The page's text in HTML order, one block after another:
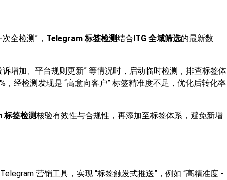
全检测”， Telegram 标签检测结合 ITG 全域筛选的最新数
增加、平台规则更新” 等情况时，启动临时检测，排查标签体
，经检测发现是 “高意向客户” 标签精准度不足，优化后转化率
标签检测核验有效性与合规性，再添加至标签体系，避免新增
营销工具，实现 “标签触发式推送”，例如 “高精准度 -